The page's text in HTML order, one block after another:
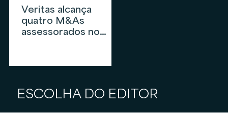
Veritas alcança
quatro M&As
assessorados no
investimentos em
ESCOLHA DO EDITOR